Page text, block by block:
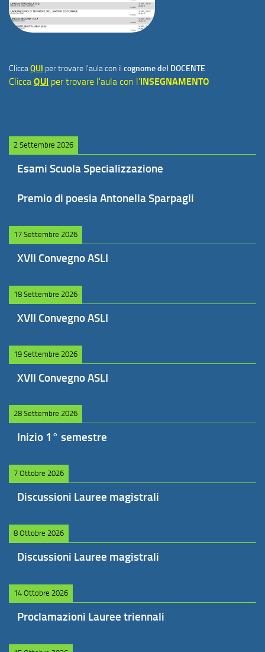
CliccaQUI per trovare l'aula con il cognome del DOCENTE
Clicca QUI per trovare l'aula con l'INSEGNAMENTO
2 Settembre 2026
Esami Scuola Specializzazione
Premio di poesia Antonella Sparpagli
17 Settembre 2026
XVII Convegno ASLI
18 Settembre 2026
XVII Convegno ASLI
19 Settembre 2026
XVII Convegno ASLI
28 Settembre 2026
Inizio 1° semestre
7 Ottobre 2026
Discussioni Lauree magistrali
8 Ottobre 2026
Discussioni Lauree magistrali
14 Ottobre 2026
Proclamazioni Lauree triennali